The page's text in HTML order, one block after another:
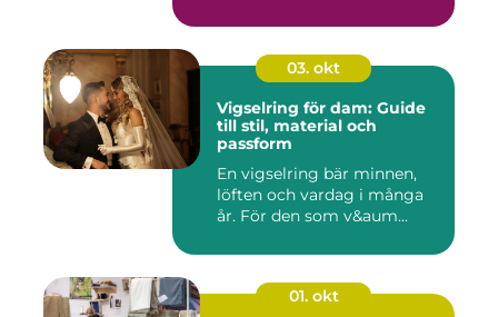
03. okt
Vigselring för dam: Guide
till stil, material och
passform
En vigselring bär minnen,
löften och vardag i många
år. För den som v&aum...
01. okt